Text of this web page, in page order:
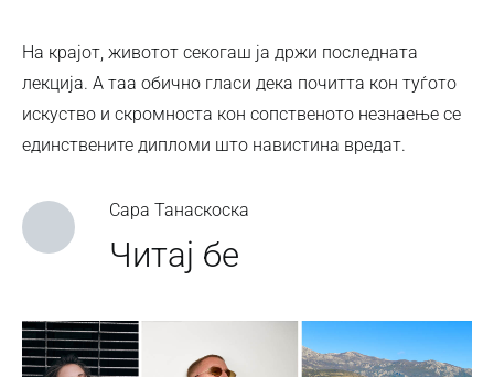
На крајот, животот секогаш ја држи последната
лекција. А таа обично гласи дека почитта кон туѓото
искуство и скромноста кон сопственото незнаење се
единствените дипломи што навистина вредат.
Сара Танаскоска
Читај бе